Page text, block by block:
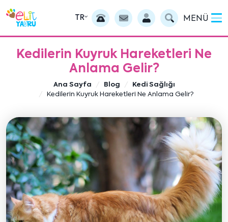
TR MENÜ
Kedilerin Kuyruk Hareketleri Ne
Anlama Gelir?
Ana Sayfa Blog
Kedi Sağlığı
Kedilerin Kuyruk Hareketleri Ne Anlama Gelir?